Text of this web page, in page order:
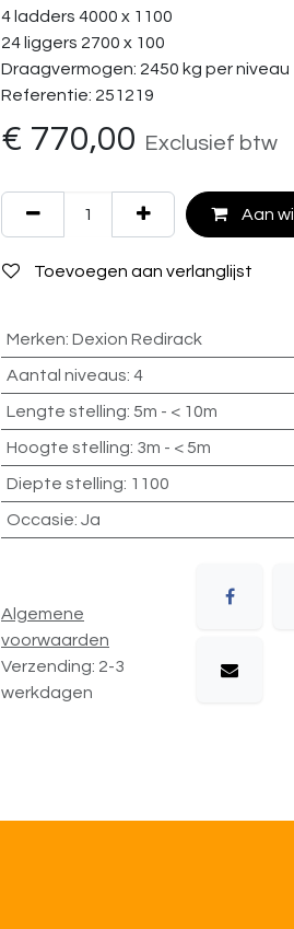
4 ladders 4000 x 1100
24 liggers 2700 x 100
Draagvermogen: 2450 kg per niveau
Referentie: 251219
€ 770,00 Exclusief btw
Aan
Toevoegen aan verlanglijst
Merken: Dexion Redirack
Aantal niveaus: 4
Lengte stelling: 5m - < 10m
Hoogte stelling: 3m - < 5m
Diepte stelling: 1100
Occasie: Ja
Algemene
voorwaarden
Verzending: 2-3
werkdagen